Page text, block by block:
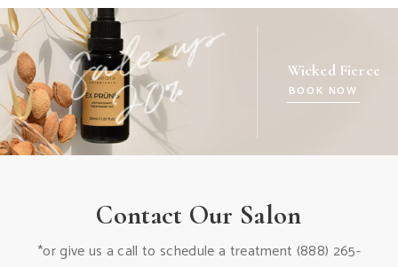
Wicked Fierce
BOOK NOW
Contact Our Salon
*or give us a call to schedule a treatment (888) 265-